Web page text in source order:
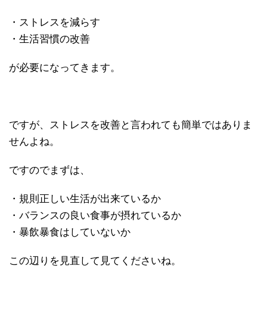
・ストレスを減らす
・生活習慣の改善
が必要になってきます。
ですが、ストレスを改善と言われても簡単ではありま
せんよね。
ですのでまずは、
・規則正しい生活が出来ているか
・バランスの良い食事が摂れているか
・暴飲暴食はしていないか
この辺りを見直して見てくださいね。